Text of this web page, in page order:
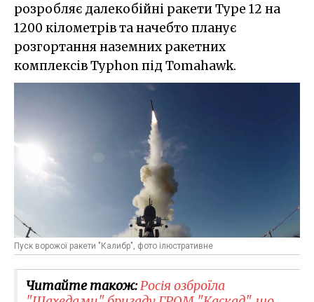
розробляє далекобійні ракети Type 12 на
1200 кілометрів та начебто планує
розгортання наземних ракетних
комплексів Typhon під Tomahawk.
Пуск ворожої ракети "Калибр", фото ілюстративне
Читайте також:Росія озброїла